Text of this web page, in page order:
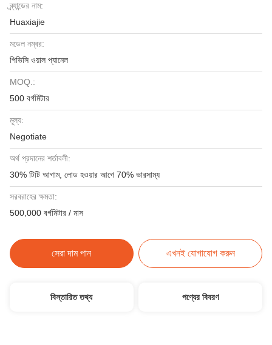
ব্র্যান্ডের নাম:
Huaxiajie
মডেল নম্বর:
পিভিসি ওয়াল প্যানেল
MOQ.:
500 বর্গমিটার
মূল্য:
Negotiate
অর্থ প্রদানের শর্তাবলী:
30% টিটি আগাম, লোড হওয়ার আগে 70% ভারসাম্য
সরবরাহের ক্ষমতা:
500,000 বর্গমিটার / মাস
সেরা দাম পান এখনই যোগাযোগ করুন
বিস্তারিত তথ্য পণ্যের বিবরণ